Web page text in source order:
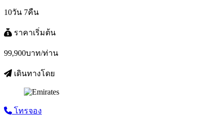
10วัน 7คืน
ราคาเริ่มต้น
99,900บาท/ท่าน
เดินทางโดย
โทรจอง